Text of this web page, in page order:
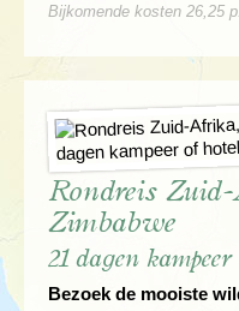
Bijkomende kosten 26,25
Rondreis
Zimbabwe
21 dagen
Bezoek de mooiste